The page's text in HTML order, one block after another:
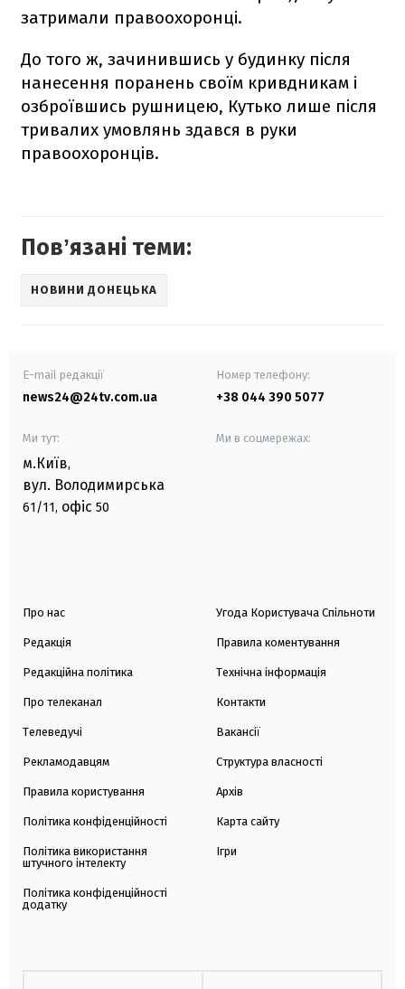
затримали правоохоронці.
До того ж, зачинившись у будинку після
нанесення поранень своїм кривдникам і
озброївшись рушницею, Кутько лише після
тривалих умовлянь здався в руки
правоохоронців.
Повʼязані теми:
НОВИНИ ДОНЕЦЬКА
E-mail редакції
news24@24tv.com.ua
Номер телефону:
+38 044 390 5077
Ми тут:
м.Київ,
вул. Володимирська
61/11, офіс 50
Ми в соцмережах:
Про нас
Редакція
Редакційна політика
Про телеканал
Телеведучі
Рекламодавцям
Правила користування
Політика конфіденційності
Політика використання
штучного інтелекту
Політика конфіденційності
додатку
Угода Користувача Спільноти
Правила коментування
Технічна інформація
Контакти
Вакансії
Структура власності
Архів
Карта сайту
Ігри